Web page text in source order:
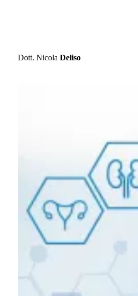
Dott. Nicola Deliso